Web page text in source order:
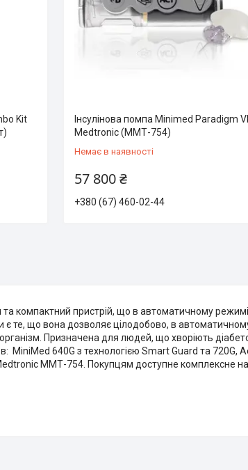
Kit
Інсулінова помпа Minimed Paradigm
Medtronic (ММТ-754)
Немає в наявності
57 800 ₴
+380 (67) 460-02-44
та компактний пристрій, що в автоматичному
те, що вона дозволяє цілодобово, в
Призначена для людей, що хворіють
MiniMed 640G з технологією Smart Guard та
ММТ-754. Покупцям доступне комплексне